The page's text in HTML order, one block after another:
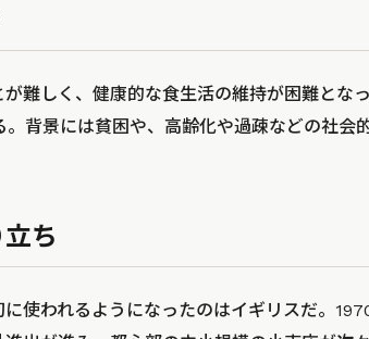
難しく、健康的な食生活の維持が困難とな
背景には貧困や、高齢化や過疎などの社会
ち
使われるようになったのはイギリスだ。